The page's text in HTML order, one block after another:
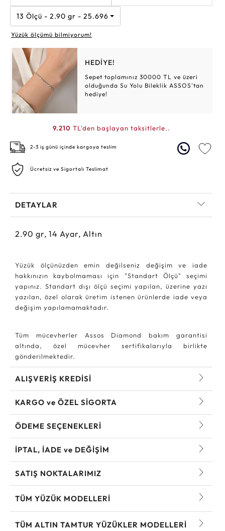
13 Ölçü - 2.90 gr - 25.696 TL
Yüzük ölçümü bilmiyorum!
HEDİYE!
Sepet toplamınız 30000 TL ve üzeri
olduğunda Su Yolu Bileklik ASSOS'tan
hediye!
9.210 TL'den başlayan taksitlerle..
2-3 iş günü içinde kargoya teslim
Ücretsiz ve Sigortalı Teslimat
DETAYLAR
2.90 gr, 14 Ayar, Altın
Yüzük ölçünüzden emin değilseniz değişim ve iade
hakkınızın kaybolmaması için "Standart Ölçü" seçimi
yapınız. Standart dışı ölçü seçimi yapılan, üzerine yazı
yazılan, özel olarak üretim istenen ürünlerde iade veya
değişim yapılamamaktadır.
Tüm mücevherler Assos Diamond bakım garantisi
altında, özel mücevher sertifikalarıyla birlikte
gönderilmektedir.
ALIŞVERİŞ KREDİSİ
KARGO ve ÖZEL SİGORTA
ÖDEME SEÇENEKLERİ
İPTAL, İADE ve DEĞİŞİM
SATIŞ NOKTALARIMIZ
TÜM YÜZÜK MODELLERI
TÜM ALTIN TAMTUR YÜZÜKLER MODELLERI